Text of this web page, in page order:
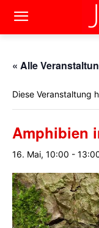
« Alle
Diese Veranstaltung
Amphibien
16. Mai, 10:00 -